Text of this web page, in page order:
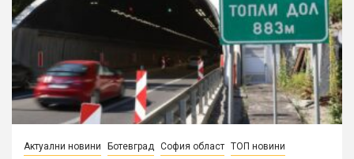
Актуални новини Ботевград София област ТОП новини